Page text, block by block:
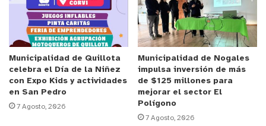
Las autoridades continuarán realizando monitoreos
permanentes y evaluarán la reapertura del balneario una vez
que las condiciones sean seguras para la comunidad y los
turistas.
y tú, ¿qué opinas?
Anuncio Patrocinado
Municipalidad de Quillota
celebra el Día de la Niñez
con Expo Kids y actividades
en San Pedro
7 Agosto, 2026
Municipalidad de Nogales
impulsa inversión de más
de $125 millones para
mejorar el sector El
Polígono
7 Agosto, 2026